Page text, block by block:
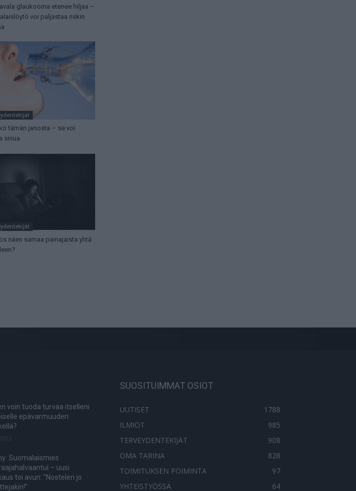
glaukooma etenee hiljaa –
voi paljastaa riskin
tämän janosta – se voi
sinua
näen samaa painajaista yhtä
voin tuoda turvaa itselleni
epävarmuuden
Suomalaismies
– uusi
toi avun: ”Nostelen jo
SUOSITUIMMAT OSIOT
UUTISET
1788
ILMIÖT
985
TERVEYDENTEKIJÄT
908
OMA TARINA
828
TOIMITUKSEN POIMINTA
97
YHTEISTYÖSSÄ
64